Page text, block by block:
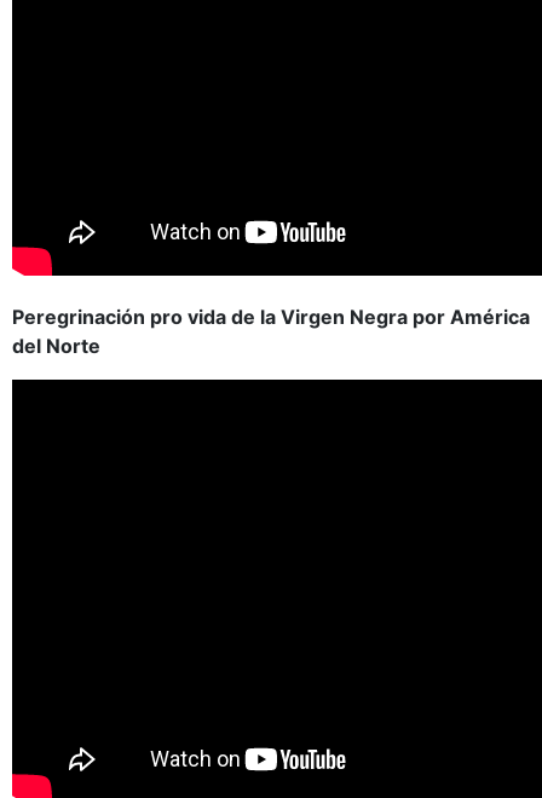
Peregrinación pro vida de la Virgen Negra por América
del Norte